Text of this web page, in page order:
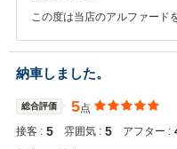
この度は当店のアルファード
一杯ご対応して参りますので
納車しました。
総合評価 5点
接客 : 5 雰囲気 : 5 アフター :